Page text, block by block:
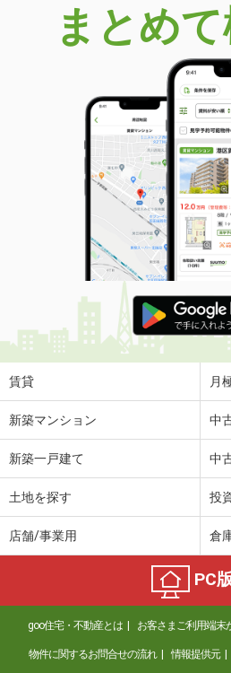
まとめて
賃貸 月
新築マンション 中
新築一戸建て 中
土地を探す 投
店舗/事業用 倉
PC
goo住宅・不動産とは お客さまご利用端末
物件に関するお問合せの流れ 情報提供元